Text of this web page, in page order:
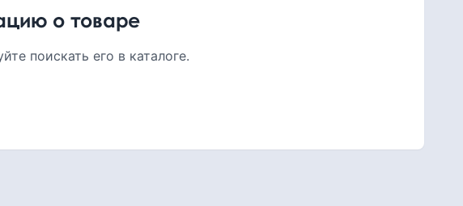
о товаре
поискать его в каталоге.